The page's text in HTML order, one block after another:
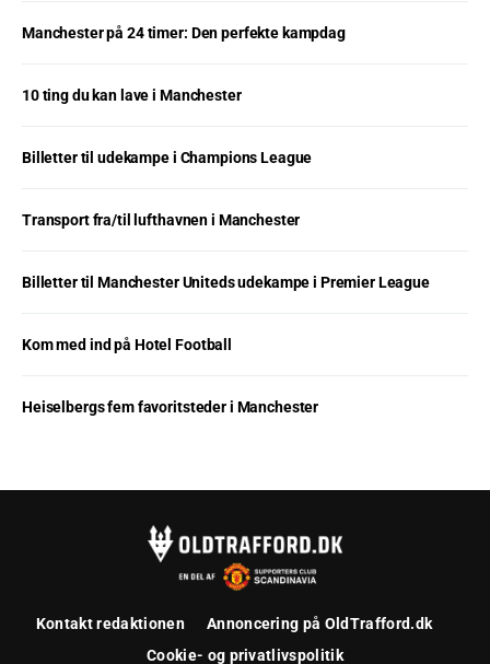
Manchester på 24 timer: Den perfekte kampdag
10 ting du kan lave i Manchester
Billetter til udekampe i Champions League
Transport fra/til lufthavnen i Manchester
Billetter til Manchester Uniteds udekampe i Premier League
Kom med ind på Hotel Football
Heiselbergs fem favoritsteder i Manchester
Kontakt redaktionen
Annoncering på OldTrafford.dk
Cookie- og privatlivspolitik